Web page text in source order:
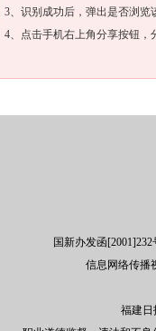
3、识别成功后，弹出是否浏览
4、点击手机右上角分享按钮，